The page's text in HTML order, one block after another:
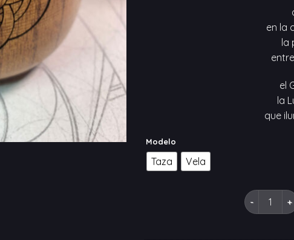
en la
la
el
la
que
Modelo
Taza Vela
Vela AtoM